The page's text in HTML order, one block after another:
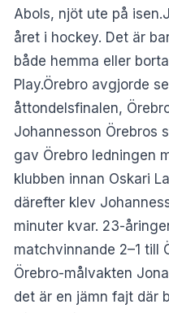
Abols, njöt ute på
året i hockey. Det är
både hemma eller
Play.Örebro avgjorde
åttondelsfinalen,
Johannesson Örebros
gav Örebro ledningen
klubben innan Oskari
därefter klev
minuter kvar. 23-
matchvinnande 2–1 till
Örebro-målvakten
det är en jämn fajt där